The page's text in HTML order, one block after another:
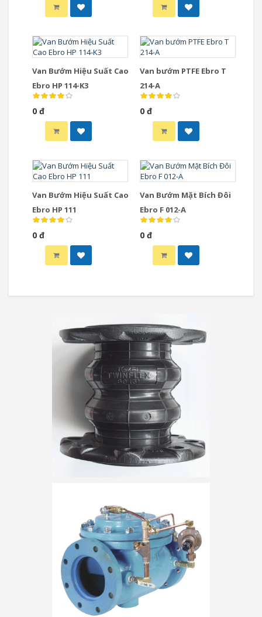
Van Bướm Hiệu Suất Cao
Ebro HP 114-K3
0 đ
Van bướm PTFE Ebro T
214-A
0 đ
Van Bướm Hiệu Suất Cao
Ebro HP 111
0 đ
Van Bướm Mặt Bích Đôi
Ebro F 012-A
0 đ